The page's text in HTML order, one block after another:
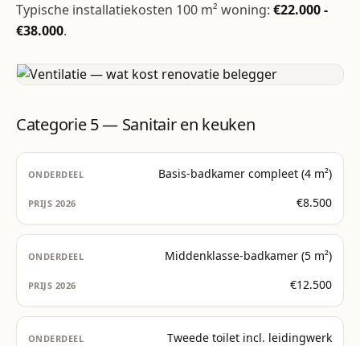
Typische installatiekosten 100 m² woning: €22.000 -
€38.000.
Categorie 5 — Sanitair en keuken
Basis-badkamer compleet (4 m²)
€8.500
Middenklasse-badkamer (5 m²)
€12.500
Tweede toilet incl. leidingwerk